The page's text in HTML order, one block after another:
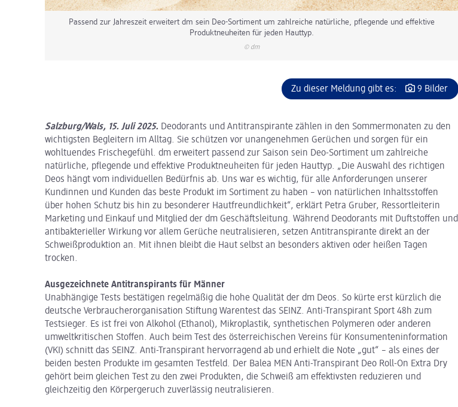
Passend zur Jahreszeit erweitert dm sein Deo-Sortiment um zahlreiche natürliche, pflegende und effektive
Produktneuheiten für jeden Hauttyp.
© dm
Zu dieser Meldung gibt es: 9 Bilder
Salzburg/Wals, 15. Juli 2025. Deodorants und Antitranspirante zählen in den Sommermonaten zu den
wichtigsten Begleitern im Alltag. Sie schützen vor unangenehmen Gerüchen und sorgen für ein
wohltuendes Frischegefühl. dm erweitert passend zur Saison sein Deo-Sortiment um zahlreiche
natürliche, pflegende und effektive Produktneuheiten für jeden Hauttyp. „Die Auswahl des richtigen
Deos hängt vom individuellen Bedürfnis ab. Uns war es wichtig, für alle Anforderungen unserer
Kundinnen und Kunden das beste Produkt im Sortiment zu haben – von natürlichen Inhaltsstoffen
über hohen Schutz bis hin zu besonderer Hautfreundlichkeit“, erklärt Petra Gruber, Ressortleiterin
Marketing und Einkauf und Mitglied der dm Geschäftsleitung. Während Deodorants mit Duftstoffen und
antibakterieller Wirkung vor allem Gerüche neutralisieren, setzen Antitranspirante direkt an der
Schweißproduktion an. Mit ihnen bleibt die Haut selbst an besonders aktiven oder heißen Tagen
trocken.
Ausgezeichnete Antitranspirants für Männer
Unabhängige Tests bestätigen regelmäßig die hohe Qualität der dm Deos. So kürte erst kürzlich die
deutsche Verbraucherorganisation Stiftung Warentest das SEINZ. Anti-Transpirant Sport 48h zum
Testsieger. Es ist frei von Alkohol (Ethanol), Mikroplastik, synthetischen Polymeren oder anderen
umweltkritischen Stoffen. Auch beim Test des österreichischen Vereins für Konsumenteninformation
(VKI) schnitt das SEINZ. Anti-Transpirant hervorragend ab und erhielt die Note „gut“ – als eines der
beiden besten Produkte im gesamten Testfeld. Der Balea MEN Anti-Transpirant Deo Roll-On Extra Dry
gehört beim gleichen Test zu den zwei Produkten, die Schweiß am effektivsten reduzieren und
gleichzeitig den Körpergeruch zuverlässig neutralisieren.